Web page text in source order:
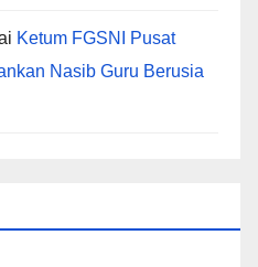
Ketum FGSNI Pusat
Nasib Guru Berusia